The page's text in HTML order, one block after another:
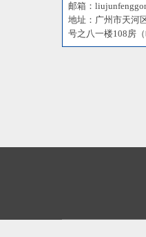
邮箱：
地址：广州市天河
号之八一楼108房（